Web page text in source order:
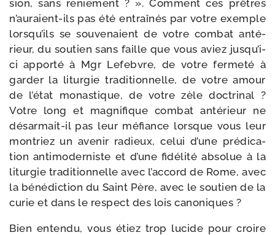
sion, sans renie­ment ? ». Comment ces prêtres
n’auraient-​ils pas été entraî­nés par votre exemple
lors­qu’ils se sou­ve­naient de votre com­bat anté­
rieur, du sou­tien sans faille que vous aviez jus­qu’i­
ci appor­té à Mgr Lefebvre, de votre fer­me­té à
gar­der la litur­gie tra­di­tion­nelle, de votre amour
de l’é­tat monas­tique, de votre zèle doc­tri­nal ?
Votre long et magni­fique com­bat anté­rieur ne
désarmait-​il pas leur méfiance lorsque vous leur
mon­triez un ave­nir radieux, celui d’une pré­di­ca­
tion anti­mo­der­niste et d’une fidé­li­té abso­lue à la
litur­gie tra­di­tion­nelle avec l’ac­cord de Rome, avec
la béné­dic­tion du Saint Père, avec le sou­tien de la
curie et dans le res­pect des lois canoniques ?
Bien enten­du, vous étiez trop lucide pour croire